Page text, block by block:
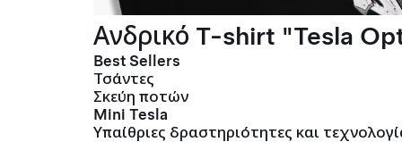
Ανδρικό T-shirt "Tesla
Best Sellers
Τσάντες
Σκεύη ποτών
Mini Tesla
Υπαίθριες δραστηριότητες και